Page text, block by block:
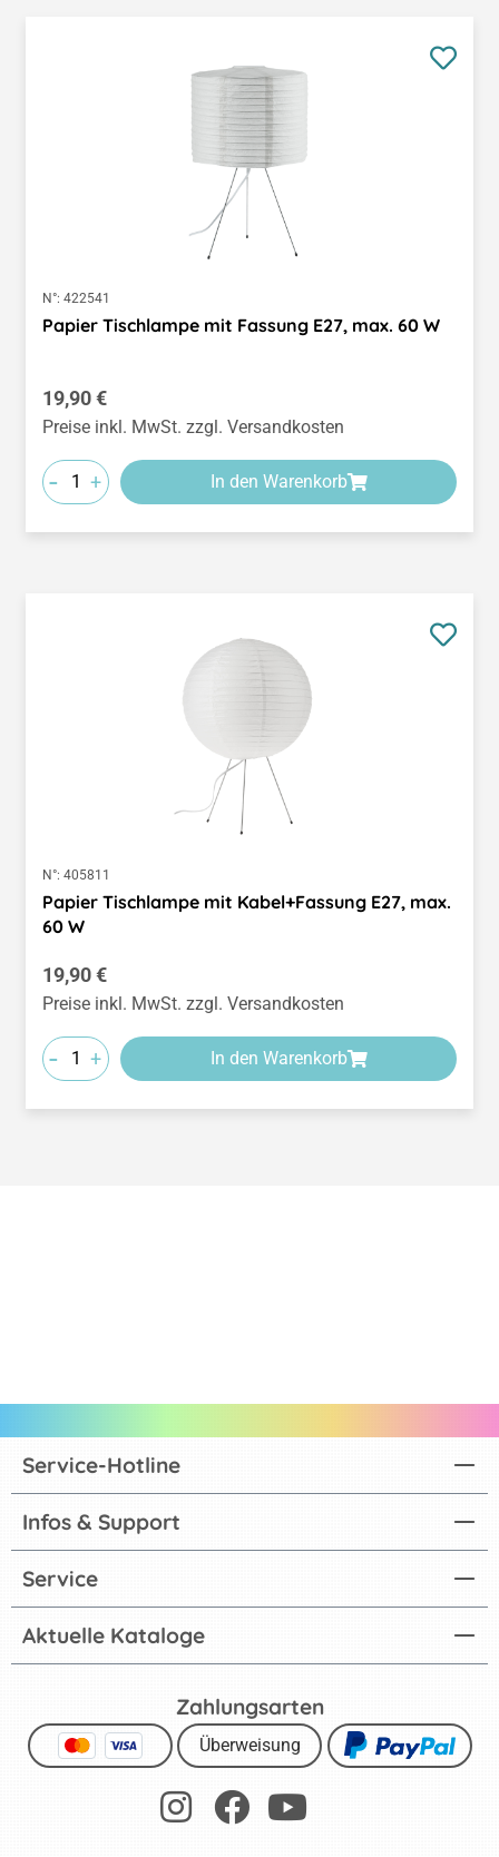
N°: 422541
Papier Tischlampe mit Fassung E27, max. 60 W
Regulärer Preis:
19,90 €
Preise inkl. MwSt. zzgl. Versandkosten
- + In den Warenkorb
N°: 405811
Papier Tischlampe mit Kabel+Fassung E27, max.
60 W
Regulärer Preis:
19,90 €
Preise inkl. MwSt. zzgl. Versandkosten
- + In den Warenkorb
Aktuelle Kataloge
Service-Hotline
Infos & Support
Service
Zahlungsarten
Überweisung